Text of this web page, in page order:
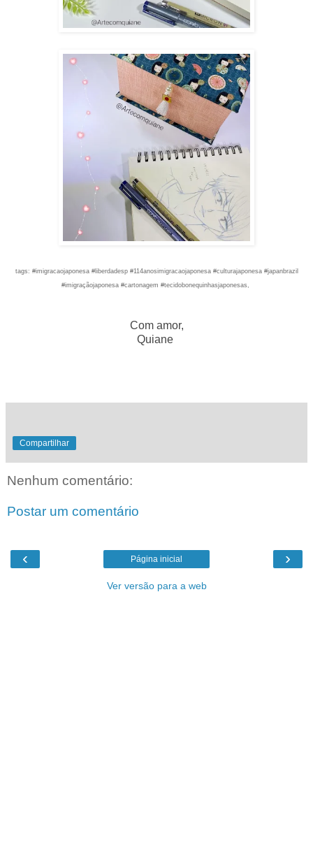
tags: #imigracaojaponesa #liberdadesp #114anosimigracaojaponesa #culturajaponesa #japanbrazil
#imigraçãojaponesa #cartonagem #tecidobonequinhasjaponesas,
Com amor,
Quiane
Compartilhar
Nenhum comentário:
Postar um comentário
‹ ›
Página inicial
Ver versão para a web